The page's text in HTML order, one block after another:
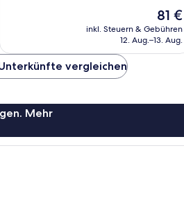
Der
Preis
beträgt
81 €
inkl. Steuern & Gebühren
12. Aug.–13. Aug.
vergleichen
Mehr